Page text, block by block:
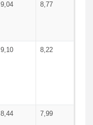
9,04 8,77
9,10 8,22
8,44 7,99